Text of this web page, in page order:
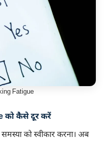
Fatigue
को कैसे दूर करें
को स्वीकार करना। अब